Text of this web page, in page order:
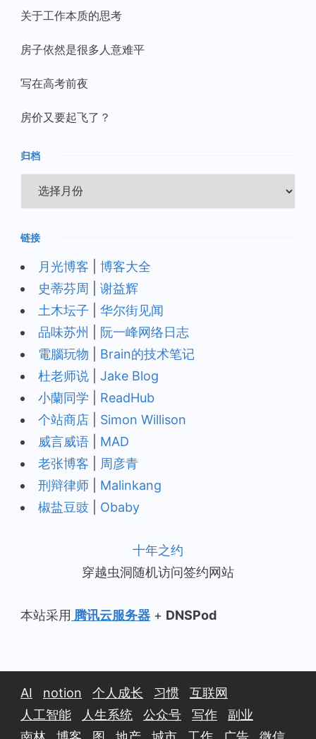
关于工作本质的思考
房子依然是很多人意难平
写在高考前夜
房价又要起飞了？
归档
档
链接
月光博客
博客大全
史蒂芬周
谢益辉
土木坛子
华尔街见闻
品味苏州
阮一峰网络日志
電腦玩物
Brain的技术笔记
杜老师说
Jake Blog
小蘭同学
ReadHub
个站商店
Simon Willison
威言威语
MAD
老张博客
周彦青
刑辩律师
Malinkang
椒盐豆豉
Obaby
十年之约
穿越虫洞随机访问签约网站
本站采用 腾讯云服务器 + DNSPod
AI notion 个人成长 习惯
互联网
人工智能
人生系统 公众号 写作
副业